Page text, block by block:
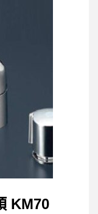
KM70